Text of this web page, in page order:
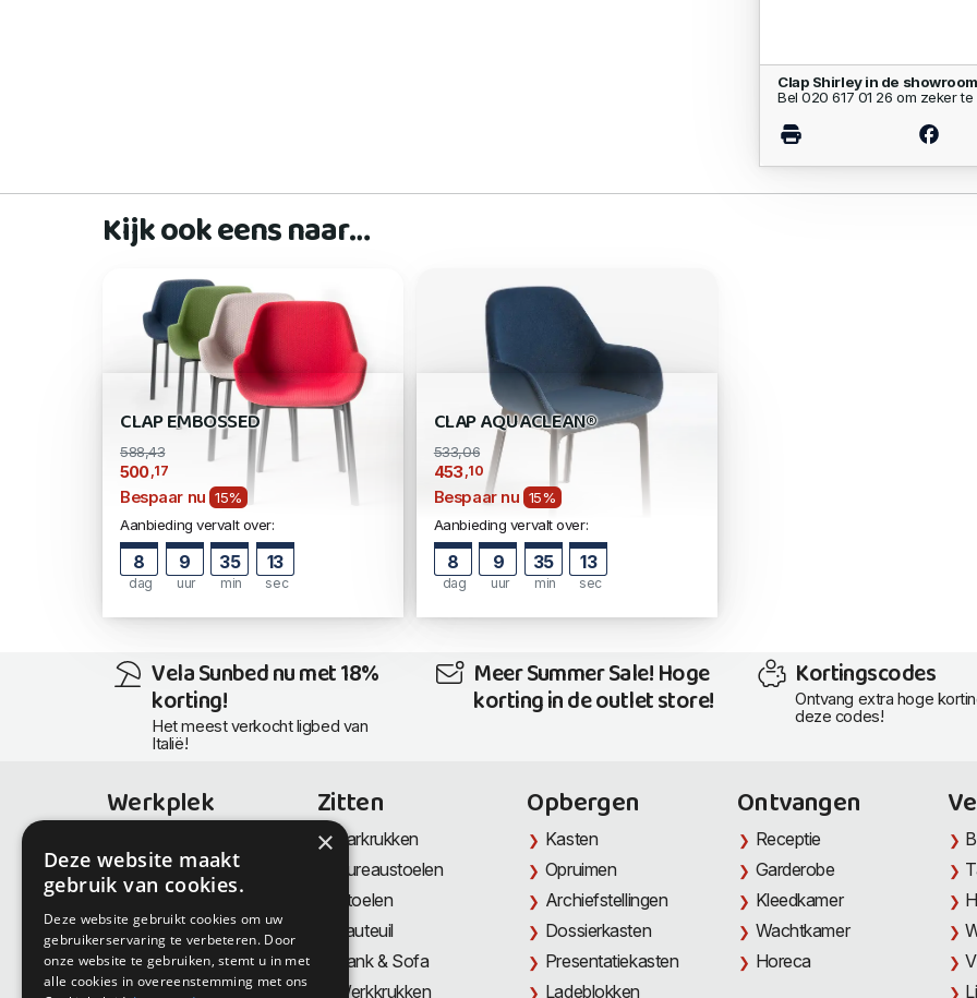
Clap Shirley in de
Bel 020 617 01 26 om zeker
Kijk ook eens naar…
CLAP EMBOSSED
588,43
500 ,17
Bespaar nu 15%
Aanbieding vervalt over:
8
dag
9
uur
35
min
12
sec
CLAP AQUACLEAN®
533,06
453 ,10
Bespaar nu 15%
Aanbieding vervalt over:
8
dag
9
uur
35
min
12
sec
Vela Sunbed nu met 18%
korting!
Het meest verkocht ligbed van
Italië!
Meer Summer Sale! Hoge
korting in de outlet store!
Kortingscodes
Ontvang extra hoge
deze codes!
Werkplek
Thuiswerkplek
Zit-Sta bureaus
Directiemeubilair
Akoestiek & Privacy
Tafels
Zitten
Barkrukken
Bureaustoelen
Stoelen
Fauteuil
Bank & Sofa
Werkkrukken
Opbergen
Kasten
Opruimen
Archiefstellingen
Dossierkasten
Presentatiekasten
Ladeblokken
Ontvangen
Receptie
Garderobe
Kleedkamer
Wachtkamer
Horeca
×
Deze website maakt
gebruik van cookies.
Deze website gebruikt cookies om uw
gebruikerservaring te verbeteren. Door
onze website te gebruiken, stemt u in met
alle cookies in overeenstemming met ons